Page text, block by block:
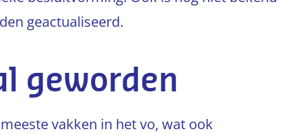
geactualiseerd.
geworden
vakken in het vo, wat ook